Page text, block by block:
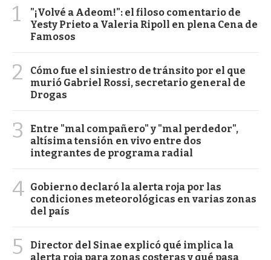
1
"¡Volvé a Adeom!": el filoso comentario de
Yesty Prieto a Valeria Ripoll en plena Cena de
Famosos
2
Cómo fue el siniestro de tránsito por el que
murió Gabriel Rossi, secretario general de
Drogas
3
Entre "mal compañero" y "mal perdedor",
altísima tensión en vivo entre dos
integrantes de programa radial
4 Gobierno declaró la alerta roja por las
condiciones meteorológicas en varias zonas
del país
5
Director del Sinae explicó qué implica la
alerta roja para zonas costeras y qué pasa